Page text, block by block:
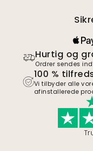
Hurtig og
Ordrer sendes
100 %
Vi tilbyder alle
afinstallerede